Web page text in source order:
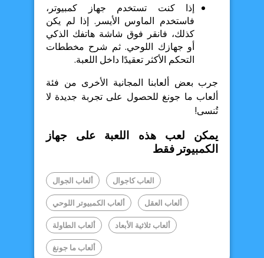
إذا كنت تستخدم جهاز كمبيوتر،
فاستخدم الماوس الأيسر. إذا لم يكن
كذلك، فانقر فوق شاشة هاتفك الذكي
أو جهازك اللوحي. ثم شرح مخططات
التحكم الأكثر تعقيدًا داخل اللعبة.
جرب بعض ألعابنا المجانية الأخرى من فئة
ألعاب ما جونغ للحصول على تجربة جديدة لا
تُنسى!
يمكن لعب هذه اللعبة على جهاز
الكمبيوتر فقط
العاب كاجوال ألعاب الجوال
ألعاب العقل ألعاب الكمبيوتر اللوحي
ألعاب ثلاثية الأبعاد ألعاب الطاولة
ألعاب ما جونغ